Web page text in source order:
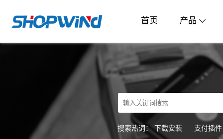
首页 产品
搜索热词： 下载安装 支付插件